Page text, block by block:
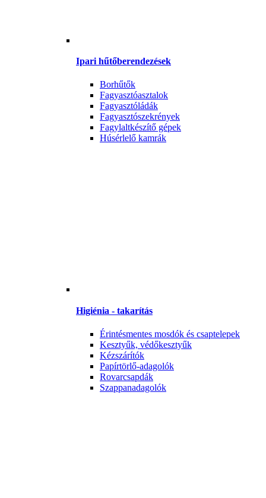
Ipari hűtőberendezések
Borhűtők
Fagyasztóasztalok
Fagyasztóládák
Fagyasztószekrények
Fagylaltkészítő gépek
Húsérlelő kamrák
Higiénia - takarítás
Érintésmentes mosdók és csaptelepek
Kesztyűk, védőkesztyűk
Kézszárítók
Papírtörlő-adagolók
Rovarcsapdák
Szappanadagolók